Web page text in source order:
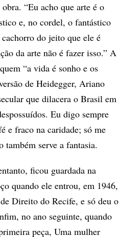
“Eu acho que arte é o
e, no cordel, o fantástico
do jeito que ele é
da arte não é fazer isso.” A
“a vida é sonho e os
de Heidegger, Ariano
que dilacera o Brasil em
Eu digo sempre
e fraco na caridade; só me
também serve a fantasia.
ficou guardada na
quando ele entrou, em 1946,
Direito do Recife, e só deu o
no ano seguinte, quando
peça, Uma mulher